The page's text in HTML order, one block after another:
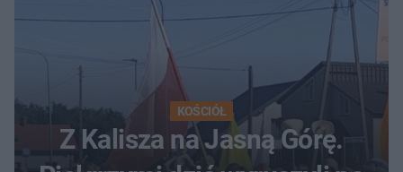
KOŚCIÓŁ
Z Kalisza na Jasną Górę.